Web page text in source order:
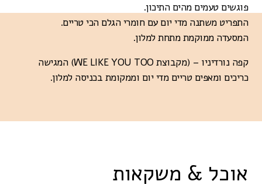
פוגשים טעמים מהים התיכון.
התפריט משתנה מדי יום עם חומרי הגלם הכי טריים.
המסעדה ממוקמת מתחת למלון.
קפה נורדיניו – (מקבוצת WE LIKE YOU TOO) המגישה
כריכים ומאפים טריים מדי יום וממקומת בכניסה למלון.
אוכל & משקאות